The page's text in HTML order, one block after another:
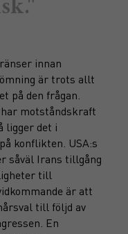
innan
är trots allt
på den frågan.
motståndskraft
ligger det i
konflikten. USA:s
såväl Irans tillgång
till
är att
till följd av
En